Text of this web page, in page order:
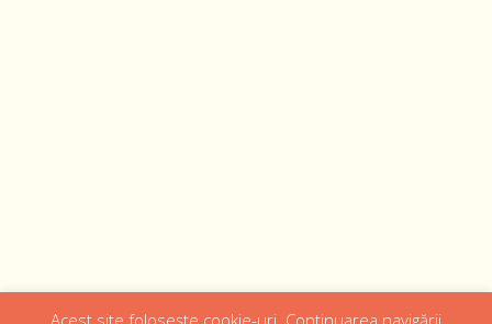
Acest site folosește cookie-uri. Continuarea navigării